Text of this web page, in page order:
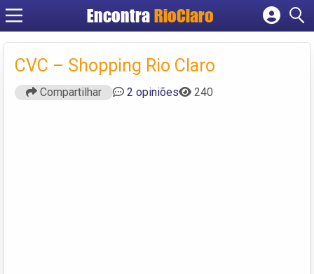
Encontra RioClaro
Cadastrar empresa
Criar conta
CVC – Shopping Rio Claro
Compartilhar 2 opiniões 240